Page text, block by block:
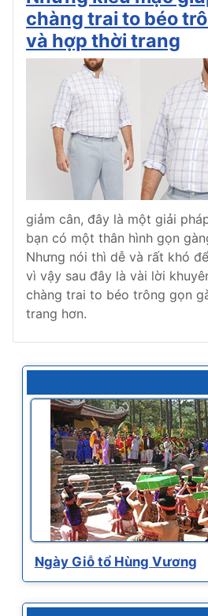
chàng trai to béo
và hợp thời trang
giảm cân, đây là một giải
bạn có một thân hình gọn
Nhưng nói thì dễ và rất khó
vì vậy sau đây là vài lời
chàng trai to béo trông gọn
trang hơn.
Ngày Giỗ tổ Hùng Vương